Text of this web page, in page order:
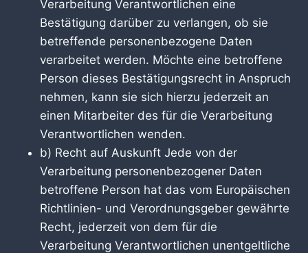
Verarbeitung Verantwortlichen eine
Bestätigung darüber zu verlangen, ob sie
betreffende personenbezogene Daten
verarbeitet werden. Möchte eine betroffene
Person dieses Bestätigungsrecht in Anspruch
nehmen, kann sie sich hierzu jederzeit an
einen Mitarbeiter des für die Verarbeitung
Verantwortlichen wenden.
b) Recht auf Auskunft Jede von der
Verarbeitung personenbezogener Daten
betroffene Person hat das vom Europäischen
Richtlinien- und Verordnungsgeber gewährte
Recht, jederzeit von dem für die
Verarbeitung Verantwortlichen unentgeltliche